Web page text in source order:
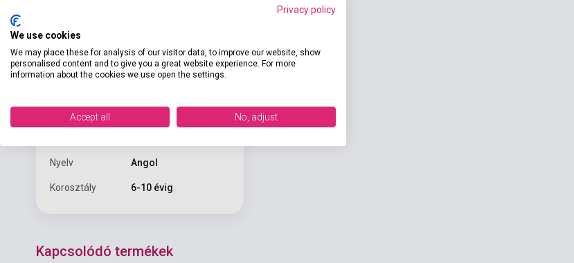
Kiadó
OXFORD UNIVERSITY
PRESS
Kiadás sorszám
Nyelv Angol
Korosztály 6-10 évig
Kapcsolódó termékek
Privacy policy
We use cookies
We may place these for analysis of our visitor data, to improve our website, show
personalised content and to give you a great website experience. For more
information about the cookies we use open the settings.
Accept all No, adjust